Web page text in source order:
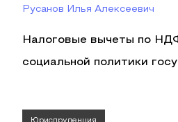
Русанов Илья Алексеевич
Налоговые вычеты по
социальной политики
Юриспруденция